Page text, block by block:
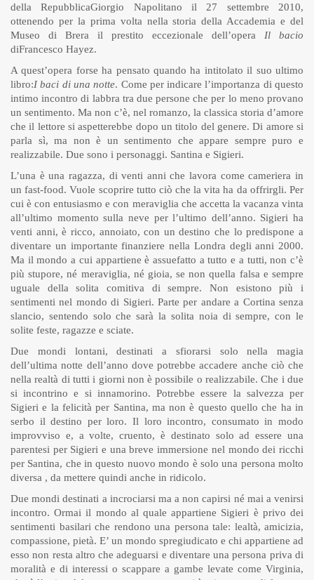
della RepubblicaGiorgio Napolitano il 27 settembre 2010,
ottenendo per la prima volta nella storia della Accademia e del
Museo di Brera il prestito eccezionale dell’opera Il bacio
diFrancesco Hayez.
A quest’opera forse ha pensato quando ha intitolato il suo ultimo
libro:I baci di una notte. Come per indicare l’importanza di questo
intimo incontro di labbra tra due persone che per lo meno provano
un sentimento. Ma non c’è, nel romanzo, la classica storia d’amore
che il lettore si aspetterebbe dopo un titolo del genere. Di amore si
parla sì, ma non è un sentimento che appare sempre puro e
realizzabile. Due sono i personaggi. Santina e Sigieri.
L’una è una ragazza, di venti anni che lavora come cameriera in
un fast-food. Vuole scoprire tutto ciò che la vita ha da offrirgli. Per
cui è con entusiasmo e con meraviglia che accetta la vacanza vinta
all’ultimo momento sulla neve per l’ultimo dell’anno. Sigieri ha
venti anni, è ricco, annoiato, con un destino che lo predispone a
diventare un importante finanziere nella Londra degli anni 2000.
Ma il mondo a cui appartiene è assuefatto a tutto e a tutti, non c’è
più stupore, né meraviglia, né gioia, se non quella falsa e sempre
uguale della solita comitiva di sempre. Non esistono più i
sentimenti nel mondo di Sigieri. Parte per andare a Cortina senza
slancio, sentendo solo che sarà la solita noia di sempre, con le
solite feste, ragazze e sciate.
Due mondi lontani, destinati a sfiorarsi solo nella magia
dell’ultima notte dell’anno dove potrebbe accadere anche ciò che
nella realtà di tutti i giorni non è possibile o realizzabile. Che i due
si incontrino e si innamorino. Potrebbe essere la salvezza per
Sigieri e la felicità per Santina, ma non è questo quello che ha in
serbo il destino per loro. Il loro incontro, consumato in modo
improvviso e, a volte, cruento, è destinato solo ad essere una
parentesi per Sigieri e una breve immersione nel mondo dei ricchi
per Santina, che in questo nuovo mondo è solo una persona molto
diversa , da mettere quindi anche in ridicolo.
Due mondi destinati a incrociarsi ma a non capirsi né mai a venirsi
incontro. Ormai il mondo al quale appartiene Sigieri è privo dei
sentimenti basilari che rendono una persona tale: lealtà, amicizia,
compassione, pietà. E’ un mondo spregiudicato e chi appartiene ad
esso non resta altro che adeguarsi e diventare una persona priva di
moralità e di interessi o scappare a gambe levate come Virginia,